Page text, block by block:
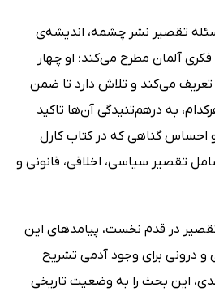
تقصیر نشر چشمه، اندیشه‌ی
آلمان مطرح می‌کند؛ او چهار
تعریف می‌کند و تلاش دارد تا ضمن
به درهم‌تنیدگی آن‌ها تاکید
احساس گناهی که در کتاب کارل
تقصیر سیاسی، اخلاقی، قانونی و
در قدم نخست، پیامدهای این
و درونی برای وجود آدمی تشریح
این بحث را به وضعیت تاریخی